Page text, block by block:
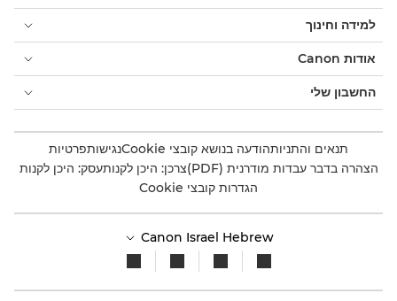
למידה וחינוך
אודות Canon
החשבון שלי
תנאים והתניותהודעה בנושא קובצי Cookie נגישותפרטיות
הצהרה בדבר עבדות מודרנית (PDF)
צרכן: היכן לקנותעסק: היכן לקנות
הגדרות קובצי Cookie
Canon Israel Hebrew